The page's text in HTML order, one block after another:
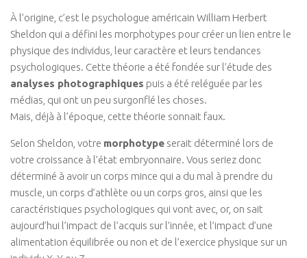
À l’origine, c’est le psychologue américain William Herbert
Sheldon qui a défini les morphotypes pour créer un lien entre le
physique des individus, leur caractère et leurs tendances
psychologiques. Cette théorie a été fondée sur l’étude des
analyses photographiques puis a été reléguée par les
médias, qui ont un peu surgonflé les choses.
Mais, déjà à l’époque, cette théorie sonnait faux.
Selon Sheldon , votre morphotype serait déterminé lors de
votre croissance à l’état embryonnaire. Vous seriez donc
déterminé à avoir un corps mince qui a du mal à prendre du
muscle, un corps d’athlète ou un corps gros, ainsi que les
caractéristiques psychologiques qui vont avec, or, on sait
aujourd’hui l’impact de l’acquis sur l’innée, et l’impact d’une
alimentation équilibrée ou non et de l’exercice physique sur un